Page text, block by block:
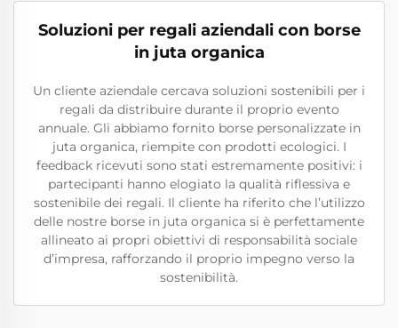
Soluzioni per regali aziendali con borse
in juta organica
Un cliente aziendale cercava soluzioni sostenibili per i
regali da distribuire durante il proprio evento
annuale. Gli abbiamo fornito borse personalizzate in
juta organica, riempite con prodotti ecologici. I
feedback ricevuti sono stati estremamente positivi: i
partecipanti hanno elogiato la qualità riflessiva e
sostenibile dei regali. Il cliente ha riferito che l’utilizzo
delle nostre borse in juta organica si è perfettamente
allineato ai propri obiettivi di responsabilità sociale
d’impresa, rafforzando il proprio impegno verso la
sostenibilità.